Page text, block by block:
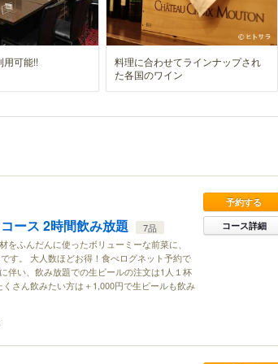
用可能!!
料理に合わせてラインナップされ
た各国のワイン
ース 2時間飲み放題
7品
をふんだんに使ったボリューミーな前菜に、
す。 大人数ほどお得！食べログネット予約で
伴い、飲み放題での生ビールの注文は1人１杯
さん飲みたい方は＋1,000円で生ビールも飲み
予約する
コース詳細